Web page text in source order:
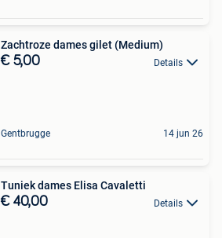
Zachtroze dames gilet (Medium)
€ 5,00 Details
Gentbrugge 14 jun 26
Tuniek dames Elisa Cavaletti
€ 40,00 Details